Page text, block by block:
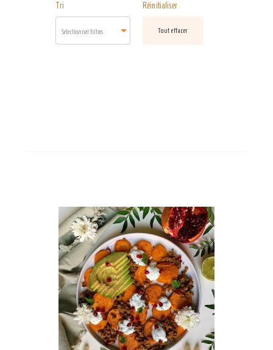
Tri
Sélectionner filtres
Réinitialiser
Tout effacer